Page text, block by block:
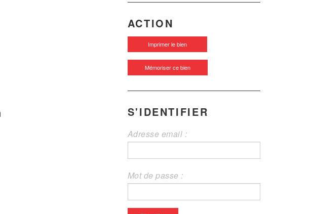
ACTION
Imprimer le bien
Mémoriser ce bien
S'IDENTIFIER
Adresse email :
Mot de passe :